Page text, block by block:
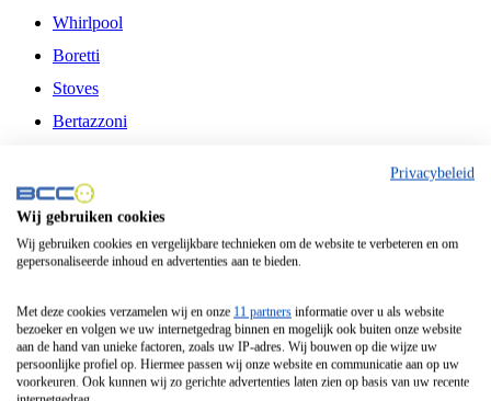
Whirlpool
Boretti
Stoves
Bertazzoni
Fitelli
Airfryer
Frituurpan
Contactgrill
Broodbakmachine
Broodrooster
Privacybeleid
Wij gebruiken cookies
Wij gebruiken cookies en vergelijkbare technieken om de website te verbeteren en om
gepersonaliseerde inhoud en advertenties aan te bieden.
Met deze cookies verzamelen wij en onze 11 partners informatie over u als website
bezoeker en volgen we uw internetgedrag binnen en mogelijk ook buiten onze website
aan de hand van unieke factoren, zoals uw IP-adres. Wij bouwen op die wijze uw
persoonlijke profiel op. Hiermee passen wij onze website en communicatie aan op uw
voorkeuren. Ook kunnen wij zo gerichte advertenties laten zien op basis van uw recente